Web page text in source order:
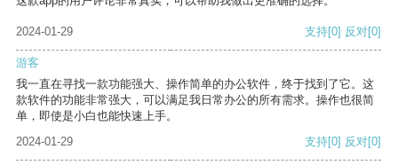
2024-01-29 支持[0] 反对[0]
游客
我一直在寻找一款功能强大、操作简单的办公软件，终于找到了它。这
款软件的功能非常强大，可以满足我日常办公的所有需求。操作也很简
单，即使是小白也能快速上手。
2024-01-29
支持[0] 反对[0]